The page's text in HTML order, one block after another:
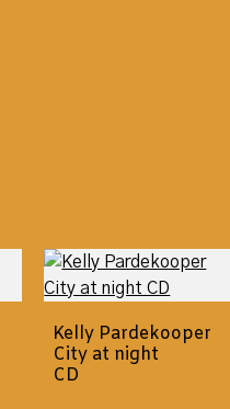
Kelly Pardekooper
City at night
CD